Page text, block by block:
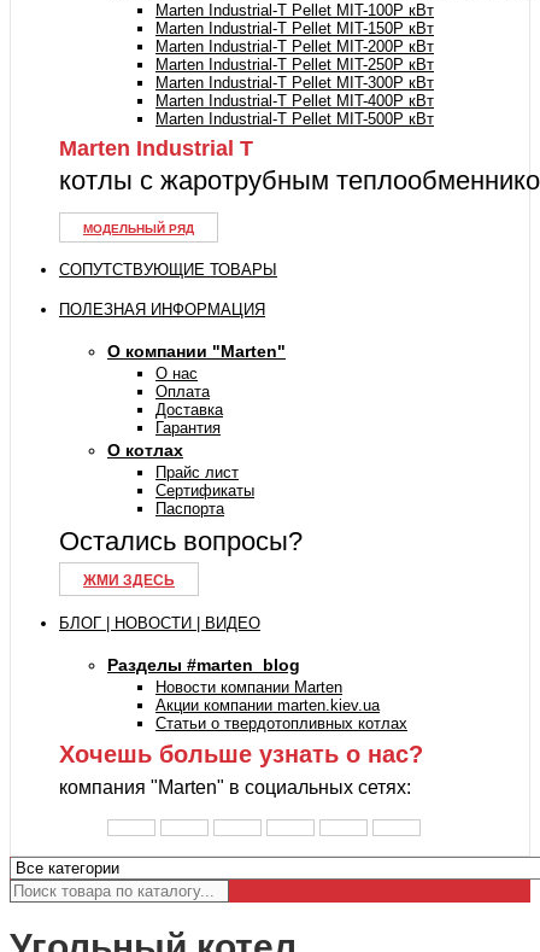
Marten Industrial-T Pellet MIT-100P кВт
Marten Industrial-T Pellet MIT-150P кВт
Marten Industrial-T Pellet MIT-200P кВт
Marten Industrial-T Pellet MIT-250P кВт
Marten Industrial-T Pellet MIT-300P кВт
Marten Industrial-T Pellet MIT-400P кВт
Marten Industrial-T Pellet MIT-500P кВт
Marten Industrial Т
котлы с жаротрубным
МОДЕЛЬНЫЙ РЯД
СОПУТСТВУЮЩИЕ ТОВАРЫ
ПОЛЕЗНАЯ ИНФОРМАЦИЯ
О компании "Marten"
О нас
Оплата
Доставка
Гарантия
О котлах
Прайс лист
Сертификаты
Паспорта
Остались вопросы?
ЖМИ ЗДЕСЬ
БЛОГ | НОВОСТИ | ВИДЕО
Разделы #marten_blog
Новости компании Marten
Акции компании marten.kiev.ua
Статьи о твердотопливных котлах
Хочешь больше узнать о нас?
компания "Marten" в социальных сетях: